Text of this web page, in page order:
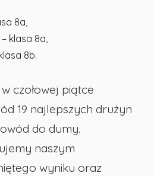
8a,
– klasa 8a,
8b.
czołowej piątce
19 najlepszych drużyn
do dumy.
naszym
wyniku oraz